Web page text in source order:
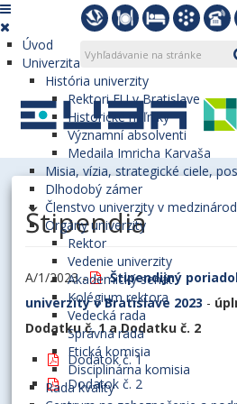
Úvod
Univerzita
História univerzity
Rektori EU v Bratislave
Historické míľniky
Významní absolventi
Medaila Imricha Karvaša
Misia, vízia, strategické ciele,
Dlhodobý zámer
Členstvo univerzity v
Orgány univerzity
Rektor
Vedenie univerzity
Akademický senát
Kolégium rektora
Vedecká rada
Správna rada
Etická komisia
Disciplinárna komisia
Rada kvality
Štipendiá
A/1/2023 -
Štipendijný
univerzity v Bratislave 2023 -
Dodatku č. 1 a Dodatku č. 2
Dodatok č. 1
Dodatok č. 2